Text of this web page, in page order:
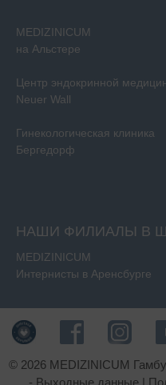
MEDIZINICUM
на Альстере
Центр эндокринной
Neuer Wall
Гинекологическая клиника
Бергедорф
НАШИ ФИЛИАЛЫ В
MEDIZINICUM
Интернисты в Аренсбурге
© 2026 MEDIZINICUM
- Выходные данные|